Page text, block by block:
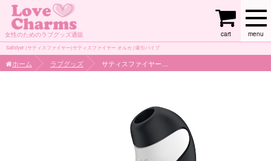
女性のためのラブグッズ通販 menu
cart
Satisfyer (サティスファイヤー)サティスファイヤー オルカ | 吸引バイブ
ホーム ラブグッズ